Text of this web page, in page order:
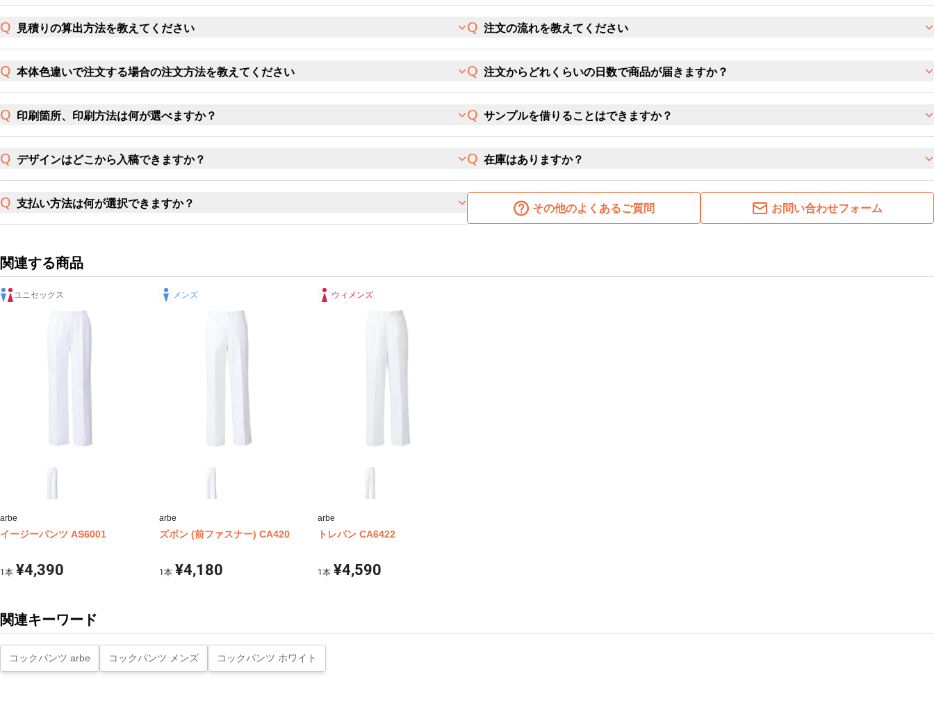
見積りの算出方法を教えてください
本体色違いで注文する場合の注文方法を教えてください
印刷箇所、印刷方法は何が選べますか？
デザインはどこから入稿できますか？
支払い方法は何が選択できますか？
注文の流れを教えてください
注文からどれくらいの日数で商品が届きますか？
サンプルを借りることはできますか？
在庫はありますか？
その他のよくあるご質問 お問い合わせフォーム
関連する商品
ユニセックス
arbe
イージーパンツ AS6001
1 本 ¥4,390
メンズ
arbe
ズボン (前ファスナー) CA420
1 本 ¥4,180
ウィメンズ
arbe
トレパン CA6422
1本 ¥4,590
関連キーワード
コックパンツ arbe コックパンツ メンズ コックパンツ ホワイト